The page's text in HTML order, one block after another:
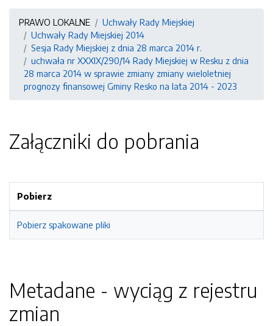
PRAWO LOKALNE
Uchwały Rady Miejskiej
Uchwały Rady Miejskiej 2014
Sesja Rady Miejskiej z dnia 28 marca 2014 r.
uchwała nr XXXIX/290/14 Rady Miejskiej w Resku z dnia
28 marca 2014 w sprawie zmiany zmiany wieloletniej
prognozy finansowej Gminy Resko na lata 2014 - 2023
Załączniki do pobrania
Pobierz
Pobierz spakowane pliki
Metadane - wyciąg z rejestru
zmian